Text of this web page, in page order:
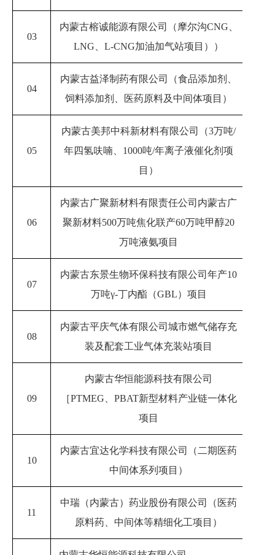
03
内蒙古榕诚能源有限公司（摩尔沟CNG、
LNG、L-CNG加油加气站项目））
04
内蒙古益泽制药有限公司（食品添加剂、
饲料添加剂、医药原料及中间体项目）
05
内蒙古美邦中科新材料有限公司（3万吨/
年四氢呋喃、1000吨/年离子液催化剂项
目）
06
内蒙古广聚新材料有限责任公司内蒙古广
聚新材料500万吨焦化联产60万吨甲醇20
万吨液氨项目
07
内蒙古东景生物环保科技有限公司年产10
万吨γ-丁内酯（GBL）项目
08
内蒙古平庆气体有限公司城市燃气储存充
装及配套工业气体充装站项目
09
内蒙古华恒能源科技有限公司
［PTMEG、PBAT新型材料产业链一体化
项目
10
内蒙古宜达化学科技有限公司（二期医药
中间体系列项目）
11
中瑞（内蒙古）药业股份有限公司（医药
原料药、中间体等精细化工项目）